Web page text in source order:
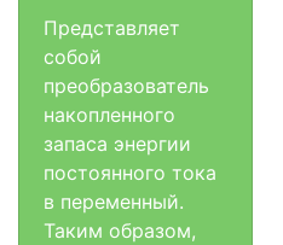
Представляет
собой
преобразователь
накопленного
запаса энергии
постоянного тока
в переменный.
Таким образом,